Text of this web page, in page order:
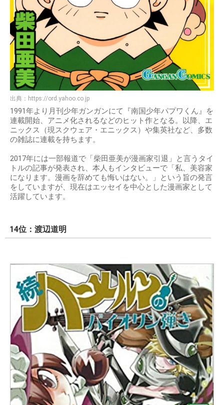
出典： https://ord.yahoo.co.jp
1991年より月刊少年ガンガンにて『南国少年パプワくん』を
連載開始、アニメ化されるなどのヒット作となる。以降、エ
ニックス（現スクウェア・エニックス）や集英社など、多数
の雑誌に連載を持ちます。
2017年には一部報道で「柴田亜美が漫画家引退」と言うタイ
トルの記事が発表され、本人もインタビューで「私、美容家
になります。漫画を辞めても悔いはない。」という旨の発言
をしていますが、現在はエッセイを中心とした漫画家として
活躍しています。
14位：渡辺道明